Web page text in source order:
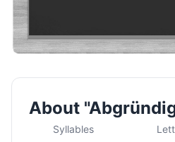
About
Syllables